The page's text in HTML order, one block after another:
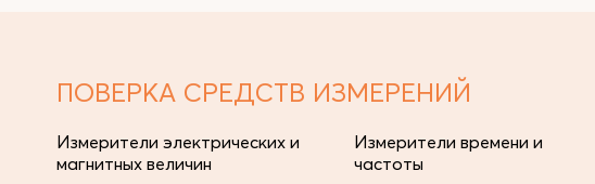
ПОВЕРКА СРЕДСТВ ИЗМЕРЕНИЙ
Измерители электрических и
магнитных величин
Измерители времени и
частоты